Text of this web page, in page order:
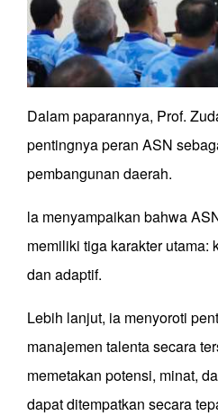
Dalam paparannya, Prof.
pentingnya peran ASN
pembangunan daerah.
la menyampaikan bahwa
memiliki tiga karakter utama:
dan adaptif.
Lebih lanjut, ia menyoroti
manajemen talenta secara
memetakan potensi, minat,
dapat ditempatkan secara